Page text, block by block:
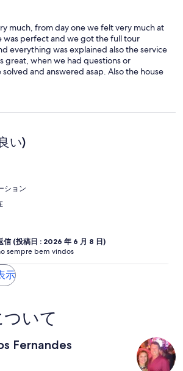
much, from day one we felt very much at
was perfect and we got the full tour
everything was explained also the service
great, when we had questions or
and answered asap. Also the house
nice and peaceful, nice location for
I would be perfectly fine to go to the
house. good holiday guaranteed!
い)
ション
(投稿日 : 2026 年 6 月 8 日)
sempre bem vindos
示
いて
Fernandes